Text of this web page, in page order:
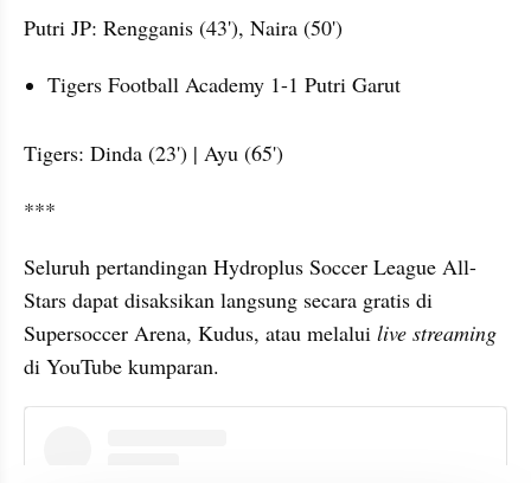
Putri JP: Rengganis (43'), Naira (50')
Tigers Football Academy 1-1 Putri Garut
Tigers: Dinda (23') | Ayu (65')
***
Seluruh pertandingan Hydroplus Soccer League All-
Stars dapat disaksikan langsung secara gratis di
Supersoccer Arena, Kudus, atau melalui live streaming
di YouTube kumparan.